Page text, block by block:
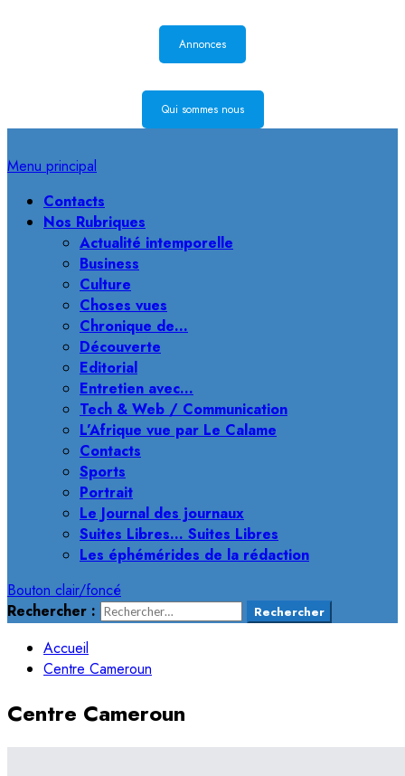
Annonces
Qui sommes nous
Menu principal
Contacts
Nos Rubriques
Actualité intemporelle
Business
Culture
Choses vues
Chronique de…
Découverte
Editorial
Entretien avec…
Tech & Web / Communication
L’Afrique vue par Le Calame
Contacts
Sports
Portrait
Le Journal des journaux
Suites Libres… Suites Libres
Les éphémérides de la rédaction
Bouton clair/foncé
Rechercher :
Accueil
Centre Cameroun
Centre Cameroun